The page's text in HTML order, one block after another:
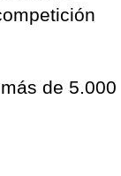
de 5.000